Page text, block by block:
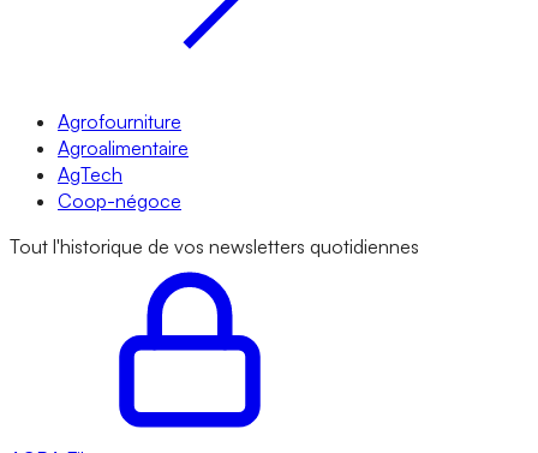
Agrofourniture
Agroalimentaire
AgTech
Coop-négoce
Tout l'historique de vos newsletters quotidiennes